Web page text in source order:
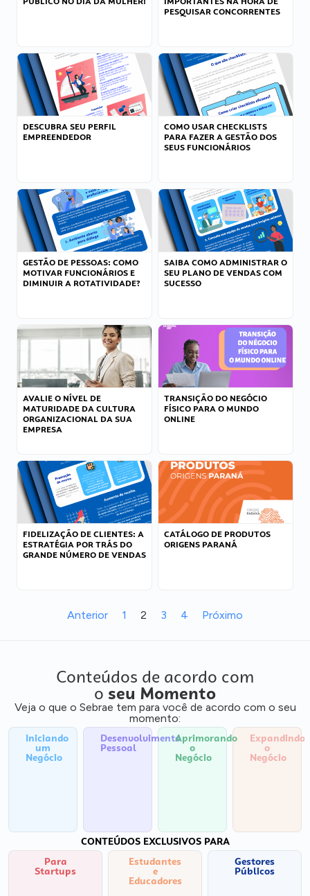
PESQUISAR CONCORRENTES
DESCUBRA SEU PERFIL
EMPREENDEDOR
COMO USAR CHECKLISTS
PARA FAZER A GESTÃO DOS
SEUS FUNCIONÁRIOS
GESTÃO DE PESSOAS: COMO
MOTIVAR FUNCIONÁRIOS E
DIMINUIR A ROTATIVIDADE?
SAIBA COMO ADMINISTRAR O
SEU PLANO DE VENDAS COM
SUCESSO
AVALIE O NÍVEL DE
MATURIDADE DA CULTURA
ORGANIZACIONAL DA SUA
EMPRESA
TRANSIÇÃO DO NEGÓCIO
FÍSICO PARA O MUNDO
ONLINE
FIDELIZAÇÃO DE CLIENTES: A
ESTRATÉGIA POR TRÁS DO
GRANDE NÚMERO DE VENDAS
CATÁLOGO DE PRODUTOS
ORIGENS PARANÁ
Anterior 1 2 3 4 Próximo
Conteúdos de acordo com
o seu Momento
Veja o que o Sebrae tem para você de acordo com o seu
momento:
Iniciando
um
Negócio
Desenvolvimento
Pessoal
Aprimorando
o
Negócio
Expandindo
o
Negócio
CONTEÚDOS EXCLUSIVOS PARA
Para
Startups
Estudantes
e
Educadores
Gestores
Públicos